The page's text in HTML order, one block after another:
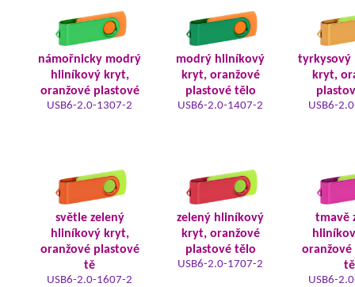
námořnicky modrý
hliníkový kryt,
oranžové plastové
USB6-2.0-1307-2
modrý hliníkový
kryt, oranžové
plastové tělo
USB6-2.0-1407-2
tyrkysový
kryt,
USB6-
světle zelený
hliníkový kryt,
oranžové plastové
tě
USB6-2.0-1607-2
zelený hliníkový
kryt, oranžové
plastové tělo
USB6-2.0-1707-2
tmavě
oranžové
USB6-